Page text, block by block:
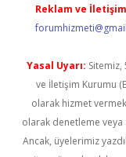
Reklam ve
Yasal Uyarı: Sitemiz,
ve İletişim Kurumu
olarak hizmet
olarak denetleme veya
Ancak, üyelerimiz